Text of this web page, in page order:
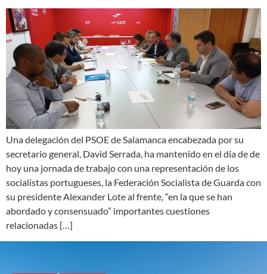
Una delegación del PSOE de Salamanca encabezada por su
secretario general, David Serrada, ha mantenido en el día de de
hoy una jornada de trabajo con una representación de los
socialistas portugueses, la Federación Socialista de Guarda con
su presidente Alexander Lote al frente, “en la que se han
abordado y consensuado” importantes cuestiones
relacionadas […]